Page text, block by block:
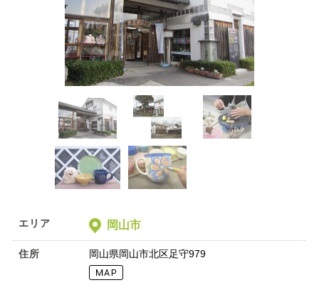
エリア 岡山市
住所 岡山県岡山市北区足守979